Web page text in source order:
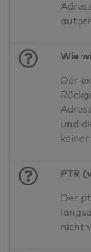
Wie
Der
und
PTR
Der
nicht